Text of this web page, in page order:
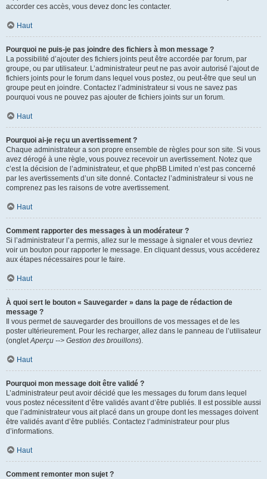
accorder ces accès, vous devez donc les contacter.
Haut
Pourquoi ne puis-je pas joindre des fichiers à mon message ?
La possibilité d’ajouter des fichiers joints peut être accordée par forum, par
groupe, ou par utilisateur. L’administrateur peut ne pas avoir autorisé l’ajout de
fichiers joints pour le forum dans lequel vous postez, ou peut-être que seul un
groupe peut en joindre. Contactez l’administrateur si vous ne savez pas
pourquoi vous ne pouvez pas ajouter de fichiers joints sur un forum.
Haut
Pourquoi ai-je reçu un avertissement ?
Chaque administrateur a son propre ensemble de règles pour son site. Si vous
avez dérogé à une règle, vous pouvez recevoir un avertissement. Notez que
c’est la décision de l’administrateur, et que phpBB Limited n’est pas concerné
par les avertissements d’un site donné. Contactez l’administrateur si vous ne
comprenez pas les raisons de votre avertissement.
Haut
Comment rapporter des messages à un modérateur ?
Si l’administrateur l’a permis, allez sur le message à signaler et vous devriez
voir un bouton pour rapporter le message. En cliquant dessus, vous accéderez
aux étapes nécessaires pour le faire.
Haut
À quoi sert le bouton « Sauvegarder » dans la page de rédaction de
message ?
Il vous permet de sauvegarder des brouillons de vos messages et de les
poster ultérieurement. Pour les recharger, allez dans le panneau de l’utilisateur
(ongletAperçu --> Gestion des brouillons).
Haut
Pourquoi mon message doit être validé ?
L’administrateur peut avoir décidé que les messages du forum dans lequel
vous postez nécessitent d’être validés avant d’être publiés. Il est possible aussi
que l’administrateur vous ait placé dans un groupe dont les messages doivent
être validés avant d’être publiés. Contactez l’administrateur pour plus
d’informations.
Haut
Comment remonter mon sujet ?